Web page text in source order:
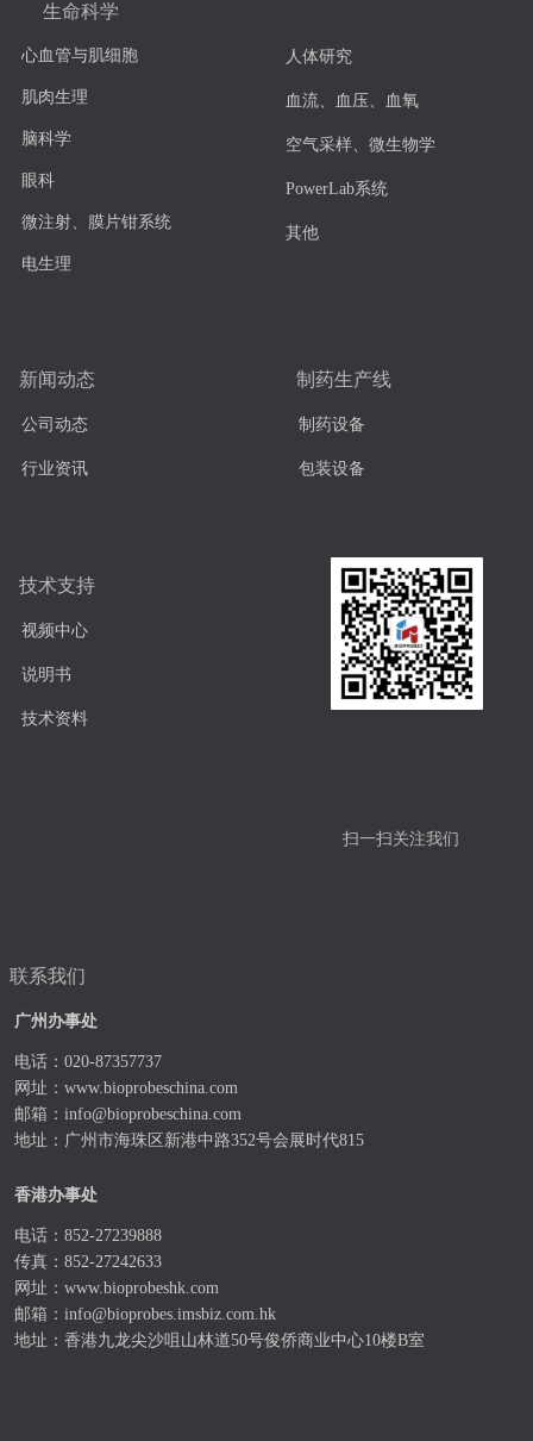
生命科学
心血管与肌细胞
肌肉生理
脑科学
眼科
微注射、膜片钳系统
电生理
人体研究
血流、血压、血氧
空气采样、微生物学
PowerLab系统
其他
制药生产线
制药设备
包装设备
技术支持
视频中心
说明书
技术资料
新闻动态
公司动态
行业资讯
联系我们
扫一扫关注我们
广州办事处
电话：020-87357737
网址： www.bioprobeschina.com
邮箱： info@bioprobeschina.com
地址：广州市海珠区新港中路352号会展时代815
香港办事处
电话：852-27239888
传真：852-27242633
网址： www.bioprobeshk.com
邮箱： info@bioprobes.imsbiz.com.hk
地址：香港九龙尖沙咀山林道50号俊侨商业中心10楼B室